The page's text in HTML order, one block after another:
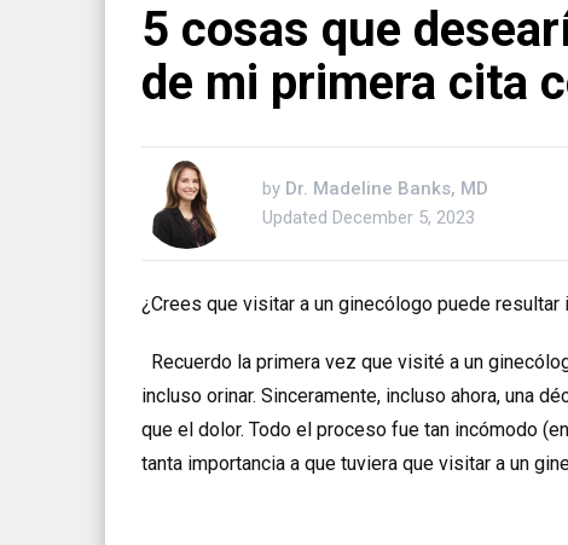
5 cosas que
de mi primera cita
by Dr. Madeline Banks, MD
Updated December 5, 2023
¿Crees que visitar a un ginecólogo puede
Recuerdo la primera vez que visité a un
incluso orinar. Sinceramente, incluso ahora, una
que el dolor. Todo el proceso fue tan incómodo
tanta importancia a que tuviera que visitar a un